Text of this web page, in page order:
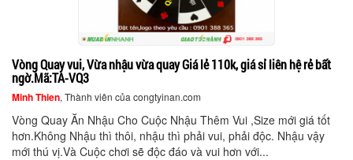
Vòng Quay vui, Vừa nhậu vừa quay Giá lẻ 110k, giá sỉ liên hệ rẻ bất
ngờ.Mã:TA-VQ3
Minh Thien, Thành viên của congtyinan.com
Vòng Quay Ăn Nhậu Cho Cuộc Nhậu Thêm Vui ,Size mới giá tốt
hơn.Không Nhậu thì thôi, nhậu thì phải vui, phải độc. Nhậu vậy
mới thú vị.Và Cuộc chơi sẽ độc đáo và vui hơn với...